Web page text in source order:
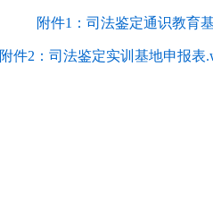
附件1：司法鉴定通识教育
附件2：司法鉴定实训基地申报表